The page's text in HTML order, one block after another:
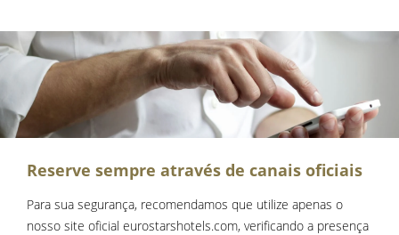
Reserve sempre através de canais oficiais
Para sua segurança, recomendamos que utilize apenas o
nosso site oficial eurostarshotels.com, verificando a presença